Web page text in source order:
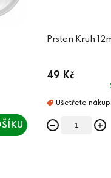
Prsten Kruh
49 Kč